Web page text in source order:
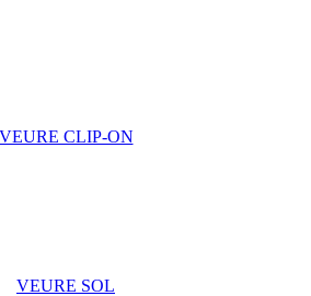
VEURE CLIP-ON
VEURE SOL